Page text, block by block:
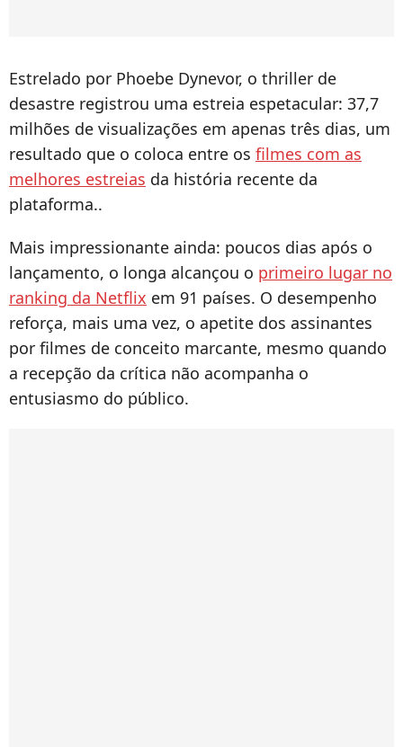
Estrelado por Phoebe Dynevor, o thriller de
desastre registrou uma estreia espetacular: 37,7
milhões de visualizações em apenas três dias, um
resultado que o coloca entre os filmes com as
melhores estreias da história recente da
plataforma..
Mais impressionante ainda: poucos dias após o
lançamento, o longa alcançou o primeiro lugar no
ranking da Netflix em 91 países. O desempenho
reforça, mais uma vez, o apetite dos assinantes
por filmes de conceito marcante, mesmo quando
a recepção da crítica não acompanha o
entusiasmo do público.